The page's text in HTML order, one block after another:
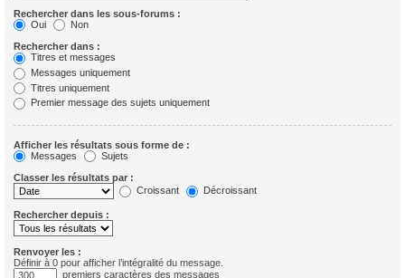
Rechercher dans les sous-forums :
Oui
Non
Rechercher dans :
Titres et messages
Messages uniquement
Titres uniquement
Premier message des sujets uniquement
Afficher les résultats sous forme de :
Messages
Sujets
Classer les résultats par :
Croissant
Décroissant
Rechercher depuis :
Renvoyer les :
Définir à 0 pour afficher l’intégralité du message.
premiers caractères des messages